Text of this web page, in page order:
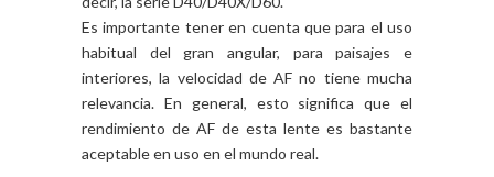
Es importante tener en cuenta que para el uso
habitual del gran angular, para paisajes e
interiores, la velocidad de AF no tiene mucha
relevancia. En general, esto significa que el
rendimiento de AF de esta lente es bastante
aceptable en uso en el mundo real.